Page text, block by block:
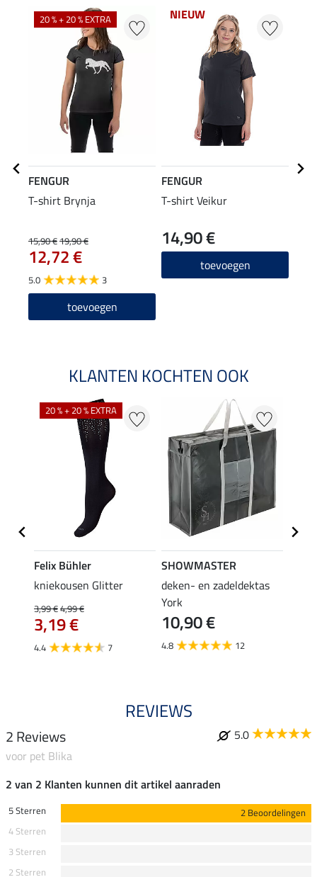
20 % + 20 % EXTRA
FENGUR
T-shirt Brynja
15,90 €19,90 €
12,72 €
5.0 3
toevoegen
NIEUW
FENGUR
T-shirt Veikur
14,90 €
toevoegen
KLANTEN KOCHTEN OOK
20 % + 20 % EXTRA
Felix Bühler
kniekousen Glitter
3,99 €4,99 €
3,19 €
4.4 7
SHOWMASTER
deken- en zadeldektas
York
10,90 €
4.8 12
REVIEWS
2 Reviews
5.0
voor pet Blika
2 van 2 Klanten kunnen dit artikel aanraden
5 Sterren
2 Beoordelingen
4 Sterren
3 Sterren
2 Sterren